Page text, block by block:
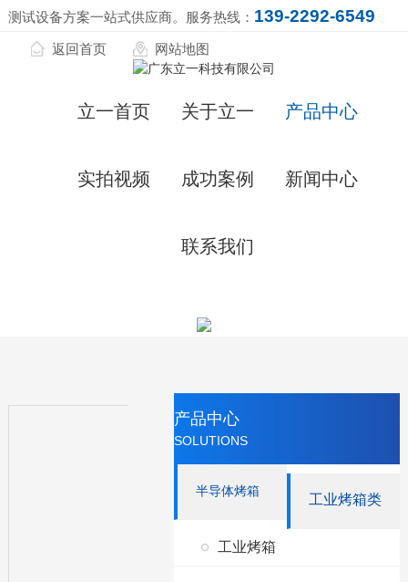
测试设备方案一站式供应商。服务热线： 139-2292-6549
返回首页 网站地图
立一首页 关于立一 产品中心
实拍视频 成功案例 新闻中心
联系我们
产品中心
SOLUTIONS
半导体烤箱
工业烤箱类
工业烤箱